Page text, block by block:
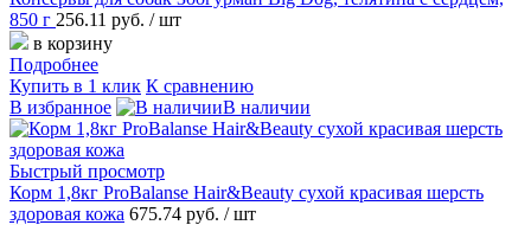
850 г 256.11 руб. / шт
в корзину
Подробнее
Купить в 1 клик К сравнению
В избранное
В наличии
Быстрый просмотр
Корм 1,8кг ProBalanse Hair&Beauty сухой красивая шерсть
здоровая кожа 675.74 руб. / шт